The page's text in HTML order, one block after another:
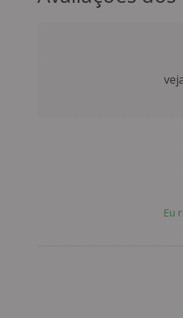
Eu